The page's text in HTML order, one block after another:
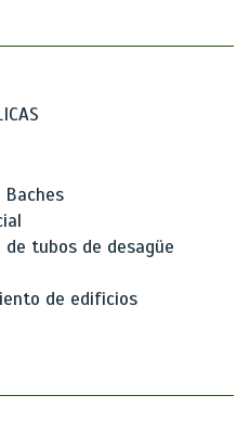
tubos de desagüe
de edificios